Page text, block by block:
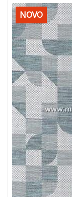
NOVO